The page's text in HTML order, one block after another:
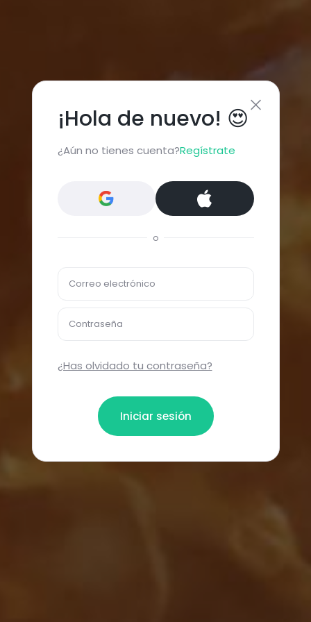
¡Hola de nuevo! 😍
¿Aún no tienes cuenta?Regístrate
o
Correo electrónico
Contraseña
¿Has olvidado tu contraseña?
Iniciar sesión